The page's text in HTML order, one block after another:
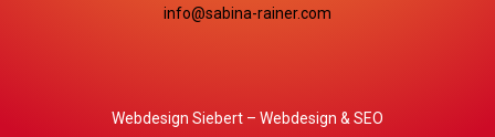
info@sabina-rainer.com
Webdesign Siebert – Webdesign & SEO